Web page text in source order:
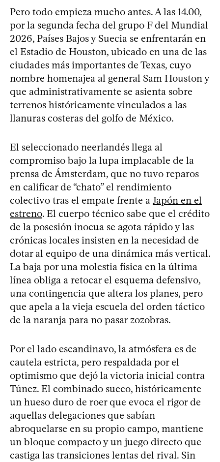
Pero todo empieza mucho antes. A las 14.00,
por la segunda fecha del grupo F del Mundial
2026, Países Bajos y Suecia se enfrentarán en
el Estadio de Houston, ubicado en una de las
ciudades más importantes de Texas, cuyo
nombre homenajea al general Sam Houston y
que administrativamente se asienta sobre
terrenos históricamente vinculados a las
llanuras costeras del golfo de México.
El seleccionado neerlandés llega al
compromiso bajo la lupa implacable de la
prensa de Ámsterdam, que no tuvo reparos
en calificar de “chato” el rendimiento
colectivo tras el empate frente a Japón en el
estreno. El cuerpo técnico sabe que el crédito
de la posesión inocua se agota rápido y las
crónicas locales insisten en la necesidad de
dotar al equipo de una dinámica más vertical.
La baja por una molestia física en la última
línea obliga a retocar el esquema defensivo,
una contingencia que altera los planes, pero
que apela a la vieja escuela del orden táctico
de la naranja para no pasar zozobras.
Por el lado escandinavo, la atmósfera es de
cautela estricta, pero respaldada por el
optimismo que dejó la victoria inicial contra
Túnez. El combinado sueco, históricamente
un hueso duro de roer que evoca el rigor de
aquellas delegaciones que sabían
abroquelarse en su propio campo, mantiene
un bloque compacto y un juego directo que
castiga las transiciones lentas del rival. Sin